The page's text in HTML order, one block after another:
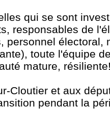
qui se sont
responsables de
personnel électoral,
toute l'équipe
mature,
Cloutier et aux
pendant la